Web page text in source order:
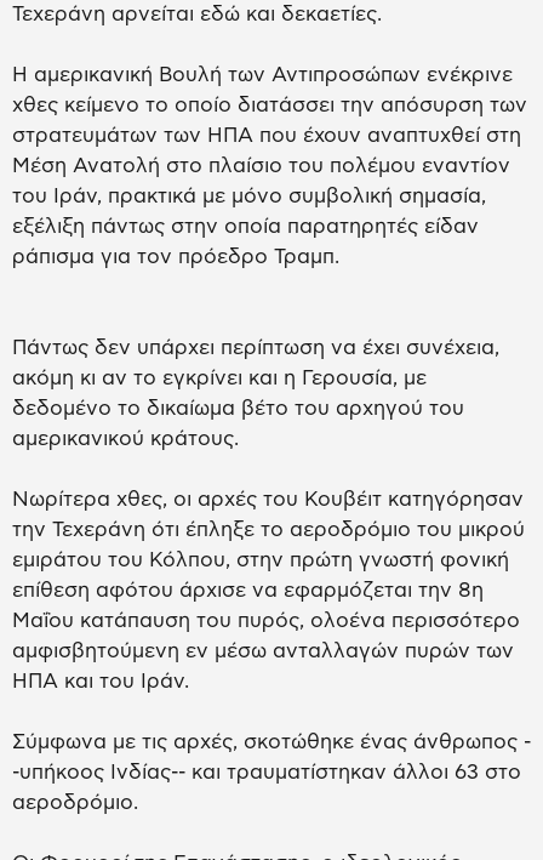
Τεχεράνη αρνείται εδώ και δεκαετίες.
Η αμερικανική Βουλή των Αντιπροσώπων ενέκρινε
χθες κείμενο το οποίο διατάσσει την απόσυρση των
στρατευμάτων των ΗΠΑ που έχουν αναπτυχθεί στη
Μέση Ανατολή στο πλαίσιο του πολέμου εναντίον
του Ιράν, πρακτικά με μόνο συμβολική σημασία,
εξέλιξη πάντως στην οποία παρατηρητές είδαν
ράπισμα για τον πρόεδρο Τραμπ.
Πάντως δεν υπάρχει περίπτωση να έχει συνέχεια,
ακόμη κι αν το εγκρίνει και η Γερουσία, με
δεδομένο το δικαίωμα βέτο του αρχηγού του
αμερικανικού κράτους.
Νωρίτερα χθες, οι αρχές του Κουβέιτ κατηγόρησαν
την Τεχεράνη ότι έπληξε το αεροδρόμιο του μικρού
εμιράτου του Κόλπου, στην πρώτη γνωστή φονική
επίθεση αφότου άρχισε να εφαρμόζεται την 8η
Μαΐου κατάπαυση του πυρός, ολοένα περισσότερο
αμφισβητούμενη εν μέσω ανταλλαγών πυρών των
ΗΠΑ και του Ιράν.
Σύμφωνα με τις αρχές, σκοτώθηκε ένας άνθρωπος -
-υπήκοος Ινδίας-- και τραυματίστηκαν άλλοι 63 στο
αεροδρόμιο.